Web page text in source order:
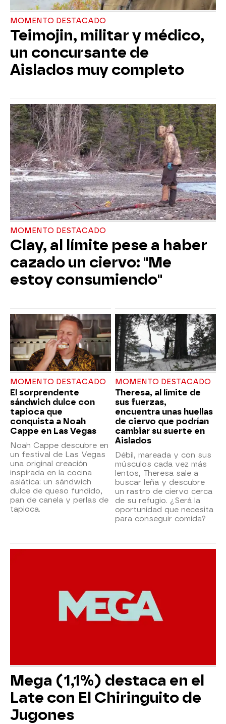
MOMENTO DESTACADO
Teimojin, militar y médico,
un concursante de
Aislados muy completo
MOMENTO DESTACADO
Clay, al límite pese a haber
cazado un ciervo: "Me
estoy consumiendo"
MOMENTO DESTACADO
El sorprendente
sándwich dulce con
tapioca que
conquista a Noah
Cappe en Las Vegas
Noah Cappe descubre en
un festival de Las Vegas
una original creación
inspirada en la cocina
asiática: un sándwich
dulce de queso fundido,
pan de canela y perlas de
tapioca.
MOMENTO DESTACADO
Theresa, al límite de
sus fuerzas,
encuentra unas huellas
de ciervo que podrían
cambiar su suerte en
Aislados
Débil, mareada y con sus
músculos cada vez más
lentos, Theresa sale a
buscar leña y descubre
un rastro de ciervo cerca
de su refugio. ¿Será la
oportunidad que necesita
para conseguir comida?
Mega (1,1%) destaca en el
Late con El Chiringuito de
Jugones